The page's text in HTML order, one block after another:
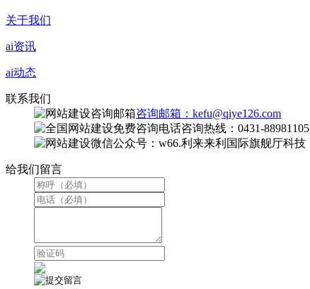
关于我们
ai资讯
ai动态
联系我们
咨询邮箱：kefu@qiye126.com
咨询热线：0431-88981105
微信公众号：w66.利来来利国际旗舰厅科技
给我们留言